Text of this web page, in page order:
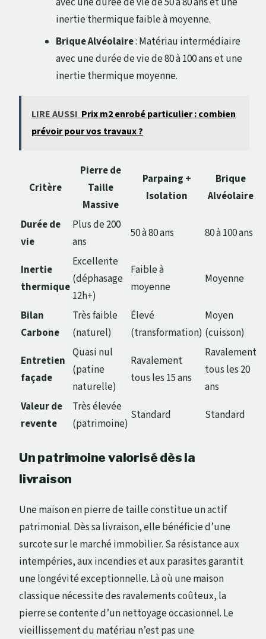
inertie thermique faible à moyenne.
Brique Alvéolaire: Matériau intermédiaire
avec une durée de vie de 80 à 100 ans et une
inertie thermique moyenne.
LIRE AUSSI Prix m2 enrobé particulier : combien
prévoir pour vos travaux ?
Critère
Pierre de
Taille
Massive
Parpaing +
Isolation
Brique
Alvéolaire
Durée de
vie
Plus de 200
ans
50 à 80 ans 80 à 100 ans
Inertie
thermique
Excellente
(déphasage
12h+)
Faible à
moyenne
Moyenne
Bilan
Carbone
Très faible
(naturel)
Élevé
(transformation)
Moyen
(cuisson)
Entretien
façade
Quasi nul
(patine
naturelle)
Ravalement
tous les 15 ans
Ravalement
tous les 20
ans
Valeur de
revente
Très élevée
(patrimoine)
Standard Standard
Un patrimoine valorisé dès la
livraison
Une maison en pierre de taille constitue un actif
patrimonial. Dès sa livraison, elle bénéficie d’une
surcote sur le marché immobilier. Sa résistance aux
intempéries, aux incendies et aux parasites garantit
une longévité exceptionnelle. Là où une maison
classique nécessite des ravalements coûteux, la
pierre se contente d’un nettoyage occasionnel. Le
vieillissement du matériau n’est pas une